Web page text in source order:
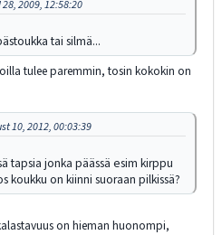
2009, 12:58:20
tai silmä...
tulee paremmin, tosin kokokin on
10, 2012, 00:03:39
tapsia jonka päässä esim kirppu
koukku on kiinni suoraan pilkissä?
on hieman huonompi,